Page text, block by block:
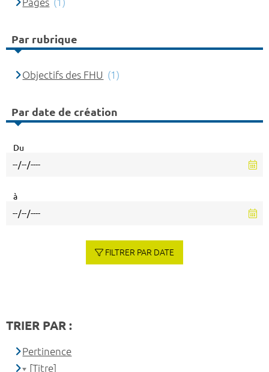
Par rubrique
Objectifs des FHU (1)
Par date de création
Du
à
FILTRER PAR DATE
TRIER PAR :
Pertinence
[Titre]